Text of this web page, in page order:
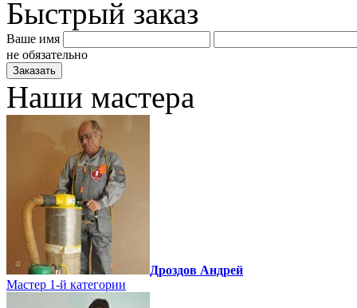
Быстрый заказ
Ваше имя
не обязательно
Наши мастера
Дроздов Андрей
Мастер 1-й категории